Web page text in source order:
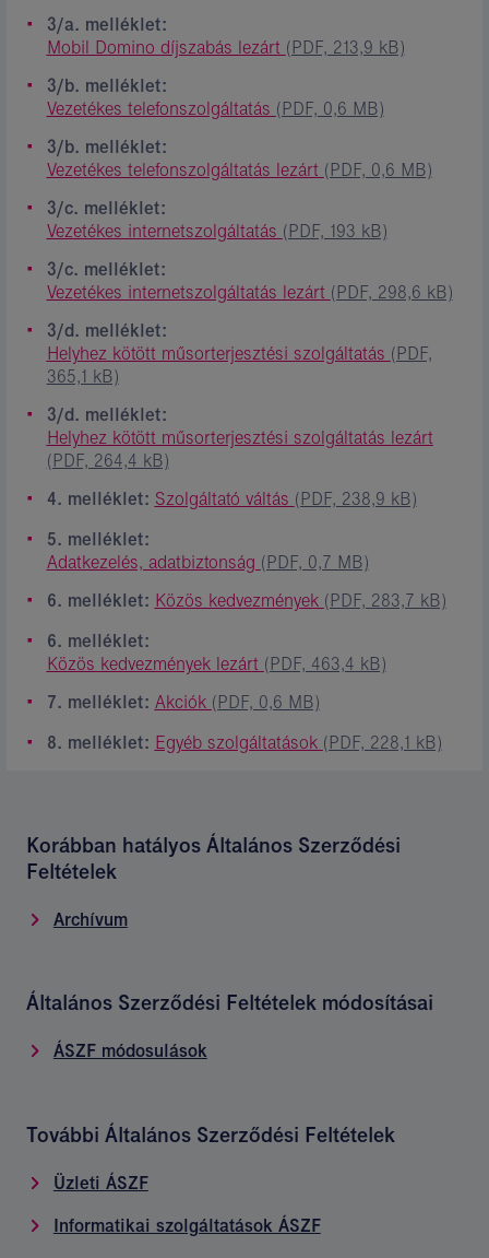
3/a. melléklet:
Mobil Domino díjszabás lezárt (PDF, 213,9 kB)
3/b. melléklet:
Vezetékes telefonszolgáltatás (PDF, 0,6 MB)
3/b. melléklet:
Vezetékes telefonszolgáltatás lezárt (PDF, 0,6 MB)
3/c. melléklet:
Vezetékes internetszolgáltatás (PDF, 193 kB)
3/c. melléklet:
Vezetékes internetszolgáltatás lezárt (PDF, 298,6 kB)
3/d. melléklet:
Helyhez kötött műsorterjesztési szolgáltatás (PDF,
365,1 kB)
3/d. melléklet:
Helyhez kötött műsorterjesztési szolgáltatás lezárt
(PDF, 264,4 kB)
4. melléklet: Szolgáltató váltás (PDF, 238,9 kB)
5. melléklet:
Adatkezelés, adatbiztonság (PDF, 0,7 MB)
6. melléklet: Közös kedvezmények (PDF, 283,7 kB)
6. melléklet:
Közös kedvezmények lezárt (PDF, 463,4 kB)
7. melléklet: Akciók (PDF, 0,6 MB)
8. melléklet: Egyéb szolgáltatások (PDF, 228,1 kB)
Korábban hatályos Általános Szerződési
Feltételek
Archívum
Általános Szerződési Feltételek módosításai
ÁSZF módosulások
További Általános Szerződési Feltételek
Üzleti ÁSZF
Informatikai szolgáltatások ÁSZF